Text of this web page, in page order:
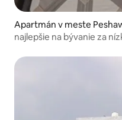
Apartmán v meste
najlepšie na bývanie za